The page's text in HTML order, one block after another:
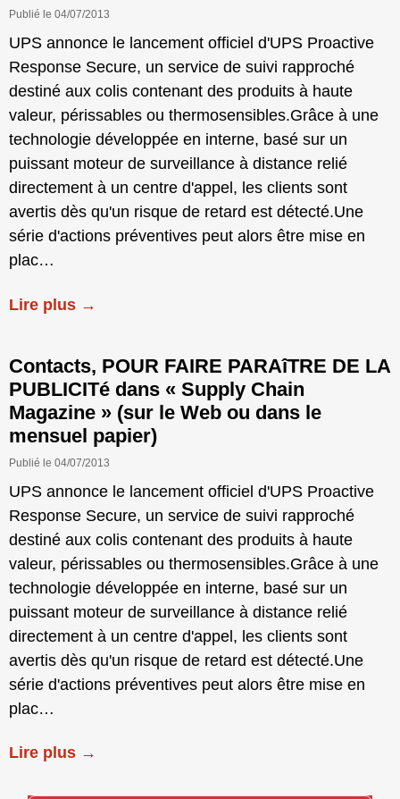
Publié le 04/07/2013
UPS annonce le lancement officiel d'UPS Proactive
Response Secure, un service de suivi rapproché
destiné aux colis contenant des produits à haute
valeur, périssables ou thermosensibles.Grâce à une
technologie développée en interne, basé sur un
puissant moteur de surveillance à distance relié
directement à un centre d'appel, les clients sont
avertis dès qu'un risque de retard est détecté.Une
série d'actions préventives peut alors être mise en
plac…
Lire plus →
Contacts, POUR FAIRE PARAîTRE DE LA
PUBLICITé dans « Supply Chain
Magazine » (sur le Web ou dans le
mensuel papier)
Publié le 04/07/2013
UPS annonce le lancement officiel d'UPS Proactive
Response Secure, un service de suivi rapproché
destiné aux colis contenant des produits à haute
valeur, périssables ou thermosensibles.Grâce à une
technologie développée en interne, basé sur un
puissant moteur de surveillance à distance relié
directement à un centre d'appel, les clients sont
avertis dès qu'un risque de retard est détecté.Une
série d'actions préventives peut alors être mise en
plac…
Lire plus →